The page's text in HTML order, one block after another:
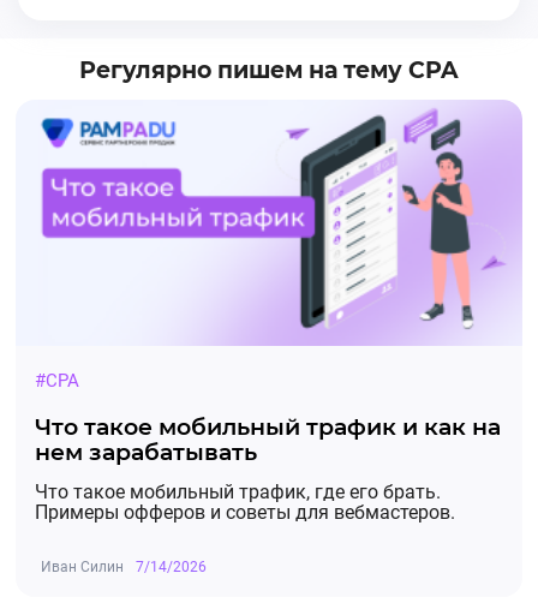
Регулярно пишем на тему CPA
#CPA
Что такое мобильный трафик и как на
нем зарабатывать
Что такое мобильный трафик, где его брать.
Примеры офферов и советы для вебмастеров.
Иван Силин 7/14/2026